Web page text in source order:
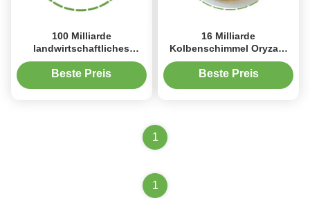
100 Milliarde
landwirtschaftliches
Probiotics-Bacillus-
subtilisfungizid durch
Beste Preis
16 Milliarde
Kolbenschimmel Oryzae-
Gärung Straw
Microorganism Agent Farm
Beste Preis
1
1